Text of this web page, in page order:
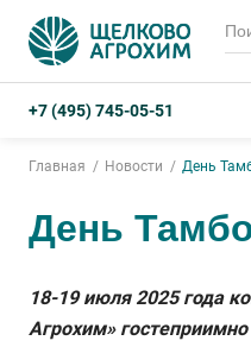
+7 (495) 745-05-51
Главная Новости День
День
18-19 июля 2025 года
Агрохим»